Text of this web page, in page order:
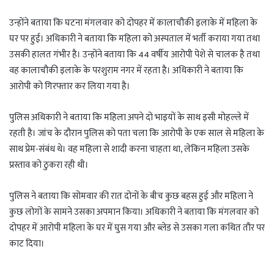
p
m
उन्होंने बताया कि घटना मंगलवार को दोपहर में कालाचौकी इलाके में महिला के
घर पर हुई। अधिकारी ने बताया कि महिला को अस्पताल में भर्ती कराया गया तथा
उसकी हालत गंभीर है। उन्होंने बताया कि 44 वर्षीय आरोपी पेशे से चालक है तथा
वह कालाचौकी इलाके के परशुराम नगर में रहता है। अधिकारी ने बताया कि
आरोपी को गिरफ्तार कर लिया गया है।
पुलिस अधिकारी ने बताया कि महिला अपने दो भाइयों के साथ इसी मोहल्ले में
रहती है। जांच के दौरान पुलिस को पता चला कि आरोपी के एक साल से महिला के
साथ प्रेम-संबंध थे। वह महिला से शादी करना चाहता था, लेकिन महिला उसके
प्रस्ताव को ठुकरा रही थी।
पुलिस ने बताया कि सोमवार की रात दोनों के बीच कुछ बहस हुई और महिला ने
कुछ लोगों के सामने उसका अपमान किया। अधिकारी ने बताया कि मंगलवार को
दोपहर में आरोपी महिला के घर में घुस गया और ब्लेड से उसका गला कथित तौर पर
काट दिया।